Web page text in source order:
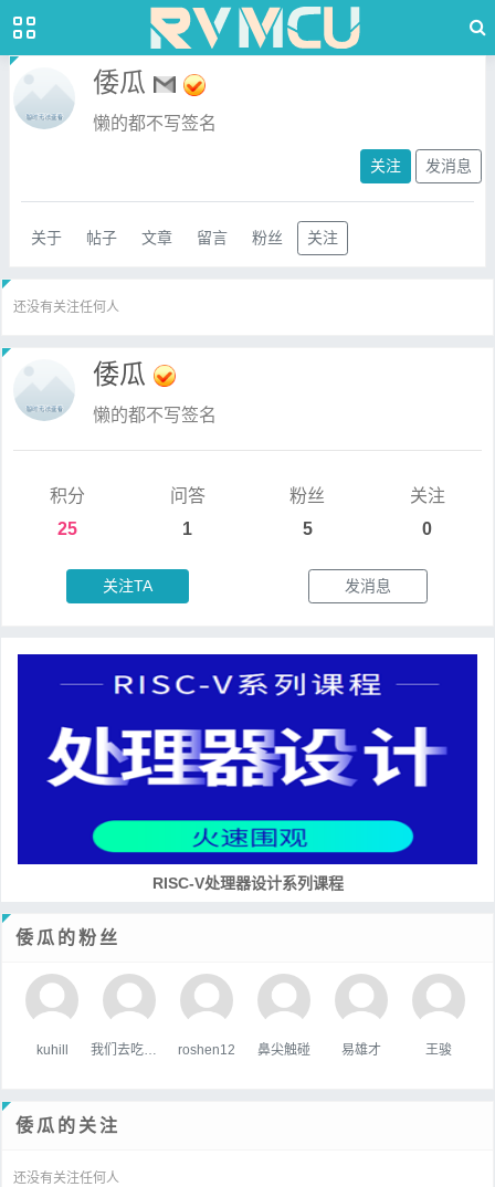
倭瓜
懒的都不写签名
关注 发消息
关于 帖子 文章 留言 粉丝 关注
还没有关注任何人
倭瓜
懒的都不写签名
积分
25
问答
1
粉丝
5
关注
0
关注TA 发消息
RISC-V处理器设计系列课程
倭瓜的粉丝
kuhill roshen12 鼻尖触碰 易雄才 王骏
倭瓜的关注
还没有关注任何人